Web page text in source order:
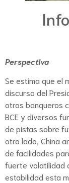
Perspectiva
Se estima que el
discurso del
otros banqueros
BCE y diversos
de pistas sobre
otro lado, China
de facilidades
fuerte volatilidad
estabilidad esta